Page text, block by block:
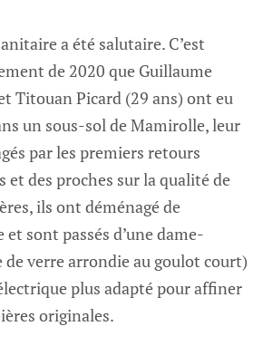
a été salutaire. C’est
de 2020 que Guillaume
Titouan Picard (29 ans) ont eu
un sous-sol de Mamirolle, leur
par les premiers retours
et des proches sur la qualité de
ils ont déménagé de
sont passés d’une dame-
verre arrondie au goulot court)
plus adapté pour affiner
originales.